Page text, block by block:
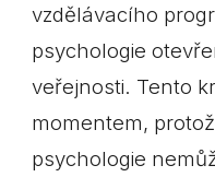
vzdělávacího
psychologie
veřejnosti. Tento
momentem,
psychologie